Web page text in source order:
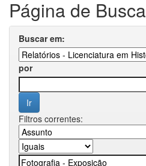
Página de Busca
Buscar em:
por
Filtros correntes: